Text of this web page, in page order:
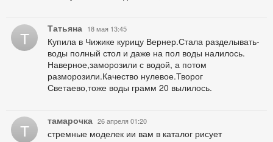
Т Татьяна 18 мая 13:45
Купила в Чижике курицу Вернер.Стала разделывать-
воды полный стол и даже на пол воды налилось.
Наверное,заморозили с водой, а потом
разморозили.Качество нулевое.Творог
Светаево,тоже воды грамм 20 вылилось.
Т тамарочка 26 апреля 01:20
стремные моделек ии вам в каталог рисует